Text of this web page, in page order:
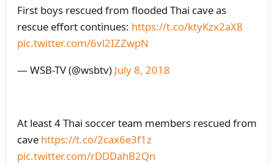
First boys rescued from flooded Thai cave as
rescue effort continues: https://t.co/ktyKzx2aX8
pic.twitter.com/6vl2IZZwpN
— WSB-TV (@wsbtv) July 8, 2018
At least 4 Thai soccer team members rescued from
cave https://t.co/2cax6e3f1z
pic.twitter.com/rDDDahB2Qn